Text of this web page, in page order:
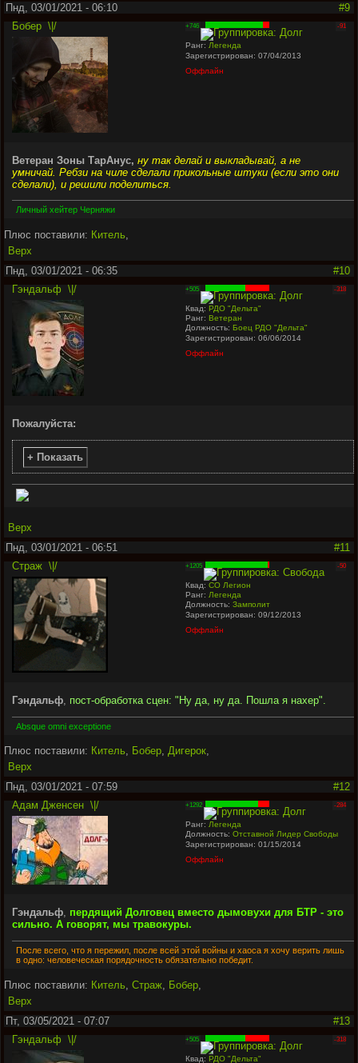
Пнд, 03/01/2021 - 06:10
#9
Бобер \|/ +746 -91
Ранг: Легенда
Зарегистрирован: 07/04/2013
Оффлайн
Ветеран Зоны ТарАнус, ну так делай и выкладывай, а не
умничай. Ребзи на чиле сделали прикольные штуки (если это они
сделали), и решили поделиться.
Личный хейтер Черняжи
Плюс поставили: Китель,
Верх
Пнд, 03/01/2021 - 06:35
#10
Гэндальф \|/ +505 -318
Квад:РДО "Дельта"
Ранг:Ветеран
Должность:Боец РДО "Дельта"
Зарегистрирован: 06/06/2014
Оффлайн
Пожалуйста:
+ Показать
Верх
Пнд, 03/01/2021 - 06:51
#11
Страж \|/ +1205 -50
Квад:СО Легион
Ранг: Легенда
Должность:Замполит
Зарегистрирован: 09/12/2013
Оффлайн
Гэндальф пост-обработка сцен: "Ну да, ну да. Пошла я нахер".
Absque omni exceptione
Плюс поставили: Китель, Бобер, Дигерок,
Верх
Пнд, 03/01/2021 - 07:59
#12
Адам Дженсен \|/ +1292 -284
Ранг:Легенда
Должность:Отставной Лидер Свободы
Зарегистрирован: 01/15/2014
Оффлайн
Гэндальф, пердящий Долговец вместо дымовухи для БТР - это
сильно. А говорят, мы травокуры.
После всего, что я пережил, после всей этой войны и хаоса я хочу верить лишь
в одно: человеческая порядочность обязательно победит.
Плюс поставили: Китель Страж Бобер
Верх
Пт, 03/05/2021 - 07:07
#13
Гэндальф \|/ +505 -318
Квад:РДО "Дельта"